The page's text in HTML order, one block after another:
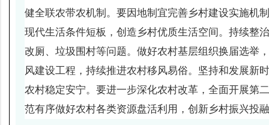
健全联农带农机制。要因地制宜完善乡村建设实施机
现代生活条件短板，创造乡村优质生活空间。持续整
改厕、垃圾围村等问题。做好农村基层组织换届选举
风建设工程，持续推进农村移风易俗。坚持和发展新
农村稳定安宁。要进一步深化农村改革，全面开展第
范有序做好农村各类资源盘活利用，创新乡村振兴投